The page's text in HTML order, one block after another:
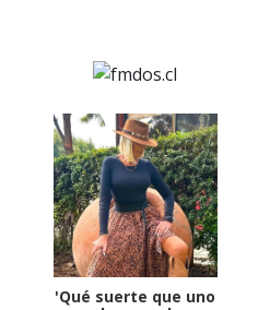
'Qué suerte que uno